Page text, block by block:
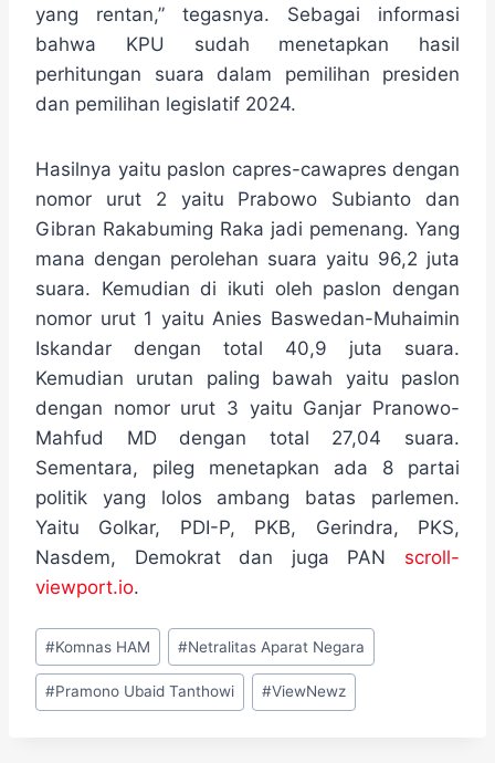
yang rentan,” tegasnya. Sebagai informasi
bahwa KPU sudah menetapkan hasil
perhitungan suara dalam pemilihan presiden
dan pemilihan legislatif 2024.
Hasilnya yaitu paslon capres-cawapres dengan
nomor urut 2 yaitu Prabowo Subianto dan
Gibran Rakabuming Raka jadi pemenang. Yang
mana dengan perolehan suara yaitu 96,2 juta
suara. Kemudian di ikuti oleh paslon dengan
nomor urut 1 yaitu Anies Baswedan-Muhaimin
Iskandar dengan total 40,9 juta suara.
Kemudian urutan paling bawah yaitu paslon
dengan nomor urut 3 yaitu Ganjar Pranowo-
Mahfud MD dengan total 27,04 suara.
Sementara, pileg menetapkan ada 8 partai
politik yang lolos ambang batas parlemen.
Yaitu Golkar, PDI-P, PKB, Gerindra, PKS,
Nasdem, Demokrat dan juga PAN scroll-
viewport.io.
Post
Tags:
#Komnas HAM #Netralitas Aparat Negara
#Pramono Ubaid Tanthowi #ViewNewz